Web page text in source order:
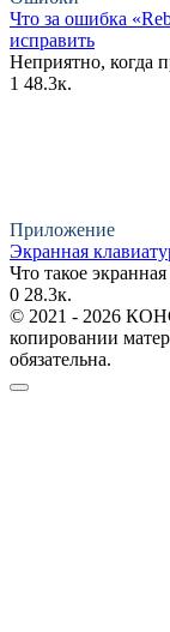
Что за ошибка
исправить
Неприятно, когда
1 48.3к.
Приложение
Экранная
Что такое
0 28.3к.
© 2021 - 2026
копировании
обязательна.